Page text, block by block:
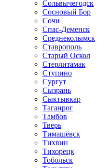
Сольвычегодск
Сосновый Бор
Сочи
Спас-Деменск
Среднеколымск
Ставрополь
Старый Оскол
Стерлитамак
Ступино
Сургут
Сызрань
Сыктывкар
Таганрог
Тамбов
Тверь
Тимашёвск
Тихвин
Тихорецк
Тобольск